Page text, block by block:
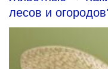
лесов и